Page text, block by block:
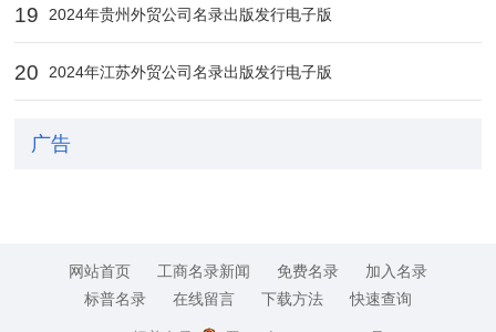
19 2024年贵州外贸公司名录出版发行电子版
20 2024年江苏外贸公司名录出版发行电子版
广告
网站首页 工商名录新闻 免费名录
加入名录
标普名录
在线留言 下载方法 快速查询